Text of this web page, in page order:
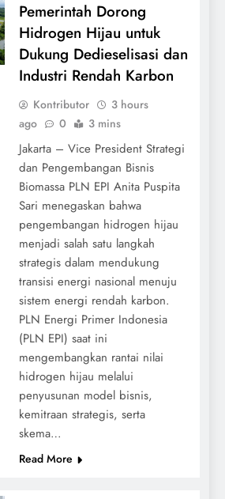
Pemerintah Dorong
Hidrogen Hijau untuk
Dukung Dedieselisasi dan
Industri Rendah Karbon
Kontributor
3 hours
ago
0 3 mins
Jakarta – Vice President Strategi
dan Pengembangan Bisnis
Biomassa PLN EPI Anita Puspita
Sari menegaskan bahwa
pengembangan hidrogen hijau
menjadi salah satu langkah
strategis dalam mendukung
transisi energi nasional menuju
sistem energi rendah karbon.
PLN Energi Primer Indonesia
(PLN EPI) saat ini
mengembangkan rantai nilai
hidrogen hijau melalui
penyusunan model bisnis,
kemitraan strategis, serta
skema…
Read More